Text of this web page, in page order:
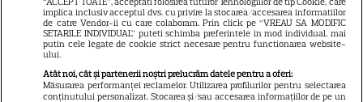
URMĂREȘTE-NE PE
implica inclusiv acceptul dvs. cu privire la stocarea/accesarea informatiilor
de catre Vendor-ii cu care colaboram. Prin click pe “VREAU SA MODIFIC
SETARILE INDIVIDUAL” puteti schimba preferintele in mod individual, mai
putin cele legate de cookie strict necesare pentru functionarea website-
ului.
Atât noi, cât și partenerii noștri prelucrăm datele pentru a oferi:
Măsurarea performanței reclamelor. Utilizarea profilurilor pentru selectarea
conținutului personalizat. Stocarea și/sau accesarea informațiilor de pe un